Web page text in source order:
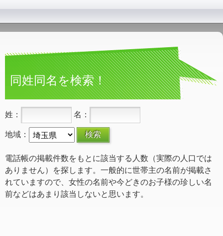
同姓同名を検索！
姓： 名：
地域：
電話帳の掲載件数をもとに該当する人数（実際の人口では
ありません）を探します。一般的に世帯主の名前が掲載さ
れていますので、女性の名前や今どきのお子様の珍しい名
前などはあまり該当しないと思います。